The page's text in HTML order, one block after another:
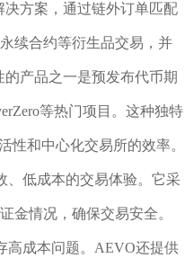
方案，通过链外订单匹配
续合约等衍生品交易，并
产品之一是预发布代币期
等热门项目。这种独特
性和中心化交易所的效率。
、低成本的交易体验。它采
金情况，确保交易安全。
高成本问题。AEVO还提供